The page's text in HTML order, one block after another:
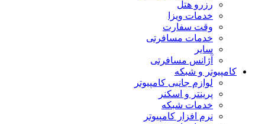
رزرو هتل
خدمات ویزا
وقت سفارت
خدمات مسافرتی
سایر
آژانس مسافرتی
کامپیوتر و شبکه
لوازم جانبی کامپیوتر
پرینتر و اسکنر
خدمات شبکه
نرم افزار کامپیوتر